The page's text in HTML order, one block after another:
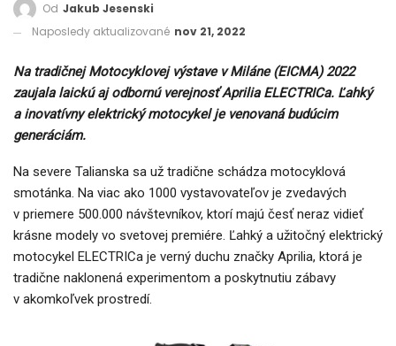
Od Jakub Jesenski
Naposledy aktualizované nov 21, 2022
Na tradičnej Motocyklovej výstave v Miláne (EICMA) 2022
zaujala laickú aj odbornú verejnosť Aprilia ELECTRICa. Ľahký
a inovatívny elektrický motocykel je venovaná budúcim
generáciám.
Na severe Talianska sa už tradične schádza motocyklová
smotánka. Na viac ako 1000 vystavovateľov je zvedavých
v priemere 500.000 návštevníkov, ktorí majú česť neraz vidieť
krásne modely vo svetovej premiére. Ľahký a užitočný elektrický
motocykel ELECTRICa je verný duchu značky Aprilia, ktorá je
tradične naklonená experimentom a poskytnutiu zábavy
v akomkoľvek prostredí.